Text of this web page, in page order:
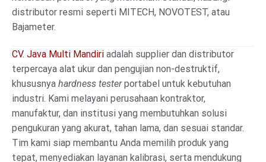
distributor resmi seperti MITECH, NOVOTEST, atau
Bajameter.
CV. Java Multi Mandiri adalah supplier dan distributor
terpercaya alat ukur dan pengujian non-destruktif,
khususnya hardness testerportabel untuk kebutuhan
industri. Kami melayani perusahaan kontraktor,
manufaktur, dan institusi yang membutuhkan solusi
pengukuran yang akurat, tahan lama, dan sesuai standar.
Tim kami siap membantu Anda memilih produk yang
tepat, menyediakan layanan kalibrasi, serta mendukung